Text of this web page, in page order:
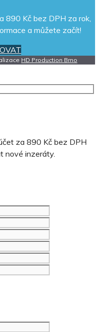
890 Kč bez DPH za rok,
a můžete začít!
HD Production Brno
za 890 Kč bez DPH
nové inzeráty.